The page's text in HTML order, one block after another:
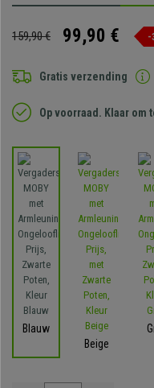
159,90 € 99,90 € -
Gratis verzending
Op voorraad. Klaar om
Blauw
Beige